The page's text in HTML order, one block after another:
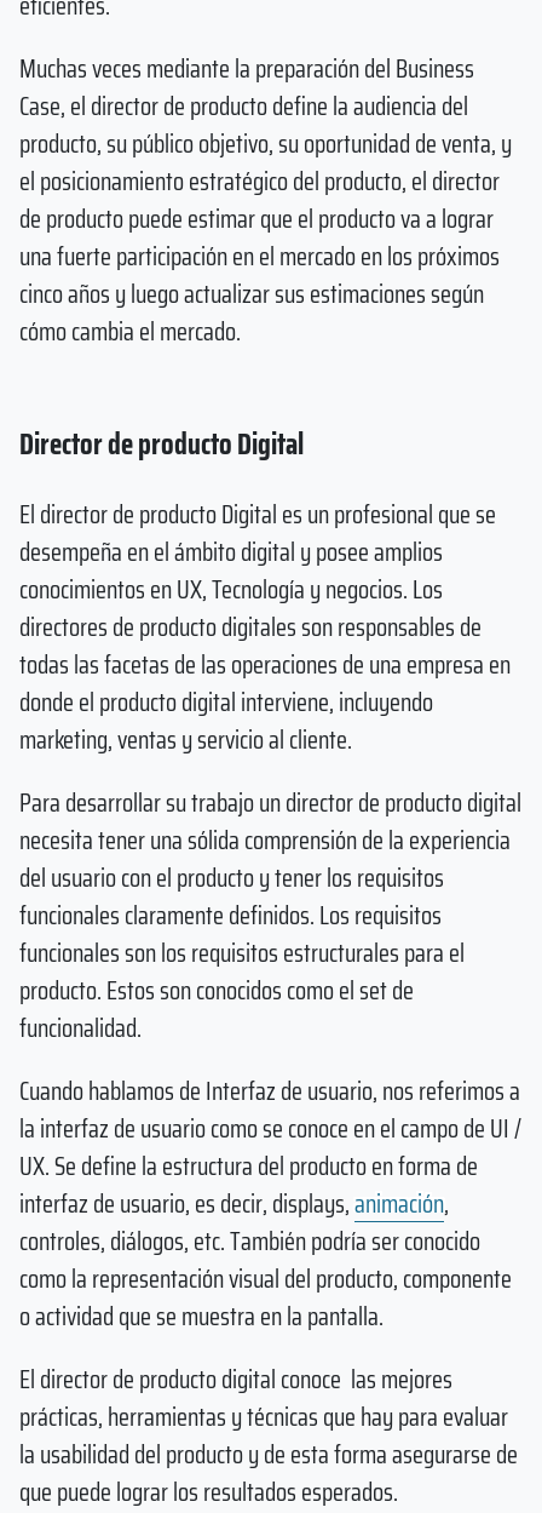
Muchas veces mediante la preparación del Business
Case, el director de producto define la audiencia del
producto, su público objetivo, su oportunidad de venta, y
el posicionamiento estratégico del producto, el director
de producto puede estimar que el producto va a lograr
una fuerte participación en el mercado en los próximos
cinco años y luego actualizar sus estimaciones según
cómo cambia el mercado.
Director de producto Digital
El director de producto Digital es un profesional que se
desempeña en el ámbito digital y posee amplios
conocimientos en UX, Tecnología y negocios. Los
directores de producto digitales son responsables de
todas las facetas de las operaciones de una empresa en
donde el producto digital interviene, incluyendo
marketing, ventas y servicio al cliente.
Para desarrollar su trabajo un director de producto digital
necesita tener una sólida comprensión de la experiencia
del usuario con el producto y tener los requisitos
funcionales claramente definidos. Los requisitos
funcionales son los requisitos estructurales para el
producto. Estos son conocidos como el set de
funcionalidad.
Cuando hablamos de Interfaz de usuario, nos referimos a
la interfaz de usuario como se conoce en el campo de UI /
UX. Se define la estructura del producto en forma de
interfaz de usuario, es decir, displays,animación,
controles, diálogos, etc. También podría ser conocido
como la representación visual del producto, componente
o actividad que se muestra en la pantalla.
El director de producto digital conoce las mejores
prácticas, herramientas y técnicas que hay para evaluar
la usabilidad del producto y de esta forma asegurarse de
que puede lograr los resultados esperados.